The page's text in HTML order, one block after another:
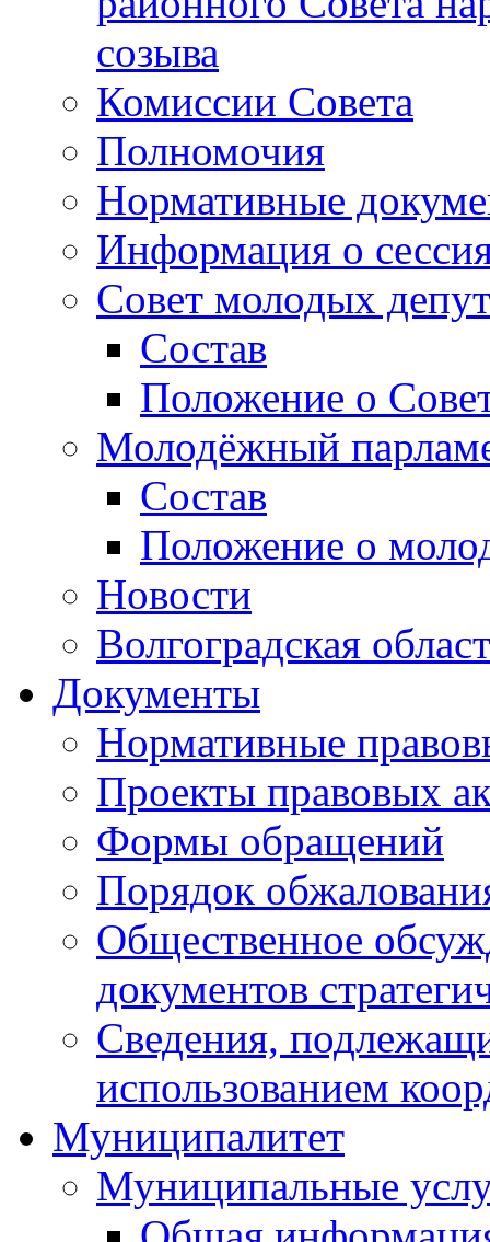
созыва
Комиссии Совета
Полномочия
Нормативные
Информация о
Совет молодых
Состав
Положение о
Молодёжный
Состав
Положение о
Новости
Волгоградская
Документы
Нормативные
Проекты правовых
Формы обращений
Порядок
Общественное
документов
Сведения,
использованием
Муниципалитет
Муниципальные